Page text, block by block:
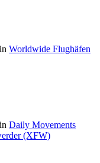
Worldwide Flughäfen
Daily Movements
(XFW)